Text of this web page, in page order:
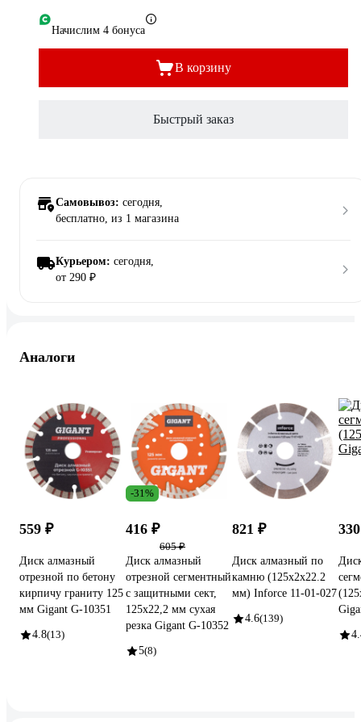
Начислим 4 бонуса
В корзину
Быстрый заказ
Самовывоз: сегодня,
бесплатно, из 1 магазина
Курьером: сегодня,
от 290 ₽
Аналоги
559 ₽
Диск алмазный
отрезной по бетону
кирпичу граниту 125
мм Gigant G-10351
4.8(13)
-31%
416 ₽
605 ₽
Диск алмазный
отрезной сегментный
с защитными сект,
125x22,2 мм сухая
резка Gigant G-10352
5(8)
821 ₽
Диск алмазный по
камню (125х2x22.2
мм) Inforce 11-01-027
4.6(139)